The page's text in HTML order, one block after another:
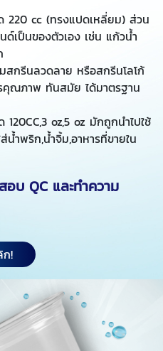
220 cc (ทรงแปดเหลี่ยม) ส่วน
เป็นของตัวเอง เช่น แก้วน้ำ
กรีนลวดลาย หรือสกรีนโลโก้
คุณภาพ ทันสมัย ได้มาตรฐาน
oz,5 oz มักถูกนำไปใช้
น้ำพริก,น้ำจิ้ม,อาหารที่ขายใน
บ QC และทำความ
!